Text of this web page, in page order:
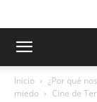
Inicio
¿Por qué
miedo
Cine de